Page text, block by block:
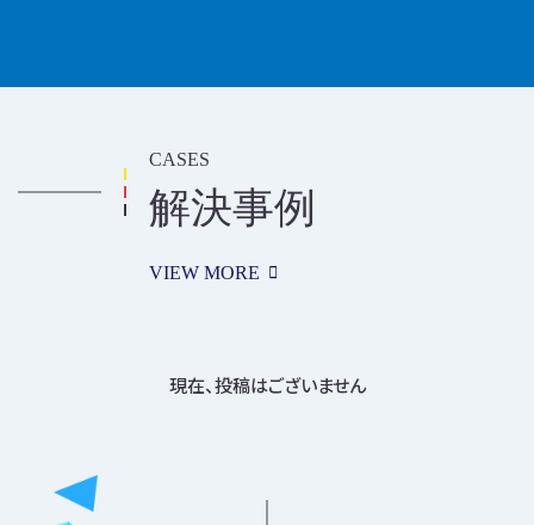
CASES
解決事例
VIEW MORE
現在、投稿はございません